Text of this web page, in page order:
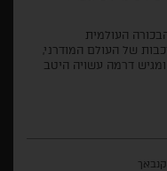
העולמית
של העולם המודרני,
דרמה עשויה היטב